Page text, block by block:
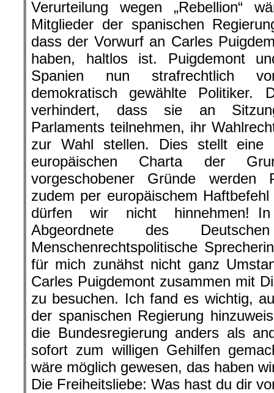
Verurteilung wegen „Rebellion“
Mitglieder der spanischen
dass der Vorwurf an Carles
haben, haltlos ist. Puigdemont
Spanien nun strafrechtlich
demokratisch gewählte Politiker.
verhindert, dass sie an
Parlaments teilnehmen, ihr
zur Wahl stellen. Dies stellt eine
europäischen Charta der
vorgeschobener Gründe werden
zudem per europäischem
dürfen wir nicht hinnehmen!
Abgeordnete des
Menschenrechtspolitische
für mich zunähst nicht ganz
Carles Puigdemont zusammen mit
zu besuchen. Ich fand es wichtig,
der spanischen Regierung
die Bundesregierung anders als
sofort zum willigen Gehilfen
wäre möglich gewesen, das haben
Die Freiheitsliebe: Was hast du dir